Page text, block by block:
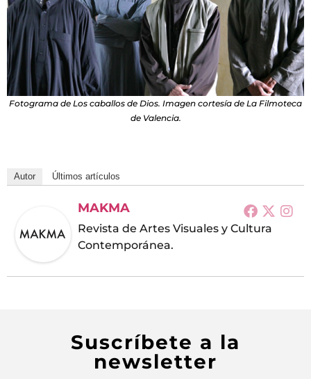
Fotograma de Los caballos de Dios. Imagen cortesía de La Filmoteca
de Valencia.
Autor Últimos artículos
MAKMA
Revista de Artes Visuales y Cultura
Contemporánea.
Suscríbete a la
newsletter